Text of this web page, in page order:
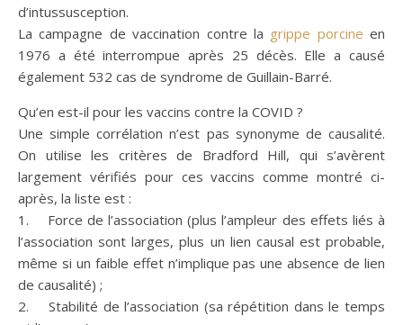
d’intussusception.
La campagne de vaccination contre la grippe porcine en
1976 a été interrompue après 25 décès. Elle a causé
également 532 cas de syndrome de Guillain-Barré.
Qu’en est-il pour les vaccins contre la COVID ?
Une simple corrélation n’est pas synonyme de causalité.
On utilise les critères de Bradford Hill, qui s’avèrent
largement vérifiés pour ces vaccins comme montré ci-
après, la liste est :
1. Force de l’association (plus l’ampleur des effets liés à
l’association sont larges, plus un lien causal est probable,
même si un faible effet n’implique pas une absence de lien
de causalité) ;
2. Stabilité de l’association (sa répétition dans le temps